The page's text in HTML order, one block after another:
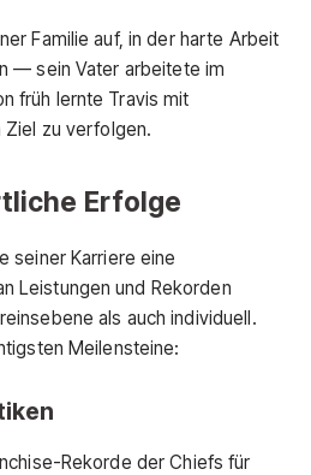
Familie auf, in der harte Arbeit
— sein Vater arbeitete im
früh lernte Travis mit
zu verfolgen.
Erfolge
seiner Karriere eine
Leistungen und Rekorden
als auch individuell.
Meilensteine:
Rekorde der Chiefs für